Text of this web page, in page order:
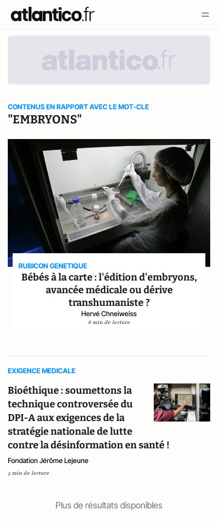
CONTENUS EN RAPPORT AVEC LE MOT-CLE
"EMBRYONS"
RUBICON GENETIQUE
Bébés à la carte : l'édition d'embryons,
avancée médicale ou dérive
transhumaniste ?
Hervé Chneiweiss
6 min de lecture
EXIGENCE MEDICALE
Bioéthique : soumettons la
technique controversée du
DPI-A aux exigences de la
stratégie nationale de lutte
contre la désinformation en santé !
Fondation Jérôme Lejeune
5 min de lecture
Plus de résultats disponibles